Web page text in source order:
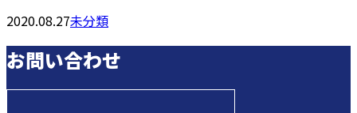
2020.08.27未分類
お問い合わせ